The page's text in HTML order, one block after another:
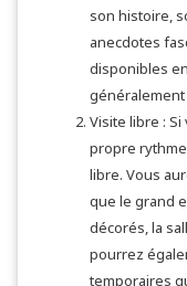
son histoire,
anecdotes
disponibles
Visite libre :
propre
libre. Vous
que le grand
décorés, la
pourrez
temporaires